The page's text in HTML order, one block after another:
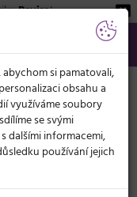
Beviro!
Kč
Lámavé vlasy
si pamatovali,
obsahu a
využíváme soubory
se svými
dalšími informacemi,
používání jejich